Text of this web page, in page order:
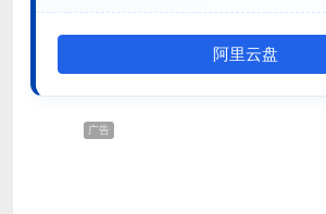
阿里云盘
广告